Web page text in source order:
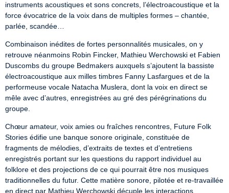
instruments acoustiques et sons concrets, l’électroacoustique et la
force évocatrice de la voix dans de multiples formes – chantée,
parlée, scandée…
Combinaison inédites de fortes personnalités musicales, on y
retrouve néanmoins Robin Fincker, Mathieu Werchowski et Fabien
Duscombs du groupe Bedmakers auxquels s’ajoutent la bassiste
électroacoustique aux milles timbres Fanny Lasfargues et de la
performeuse vocale Natacha Muslera, dont la voix en direct se
mêle avec d’autres, enregistrées au gré des pérégrinations du
groupe.
Chœur amateur, voix amies ou fraîches rencontres, Future Folk
Stories édifie une banque sonore originale, constituée de
fragments de mélodies, d’extraits de textes et d’entretiens
enregistrés portant sur les questions du rapport individuel au
folklore et des projections de ce qui pourrait être nos musiques
traditionnelles du futur. Cette matière sonore, pilotée et re-travaillée
en direct par Mathieu Werchowski décuple les interactions